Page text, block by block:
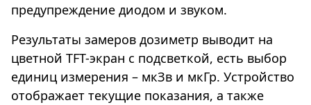
предупреждение диодом и звуком.
Результаты замеров дозиметр выводит на
цветной TFT-экран с подсветкой, есть выбор
единиц измерения – мкЗв и мкГр. Устройство
отображает текущие показания, а также